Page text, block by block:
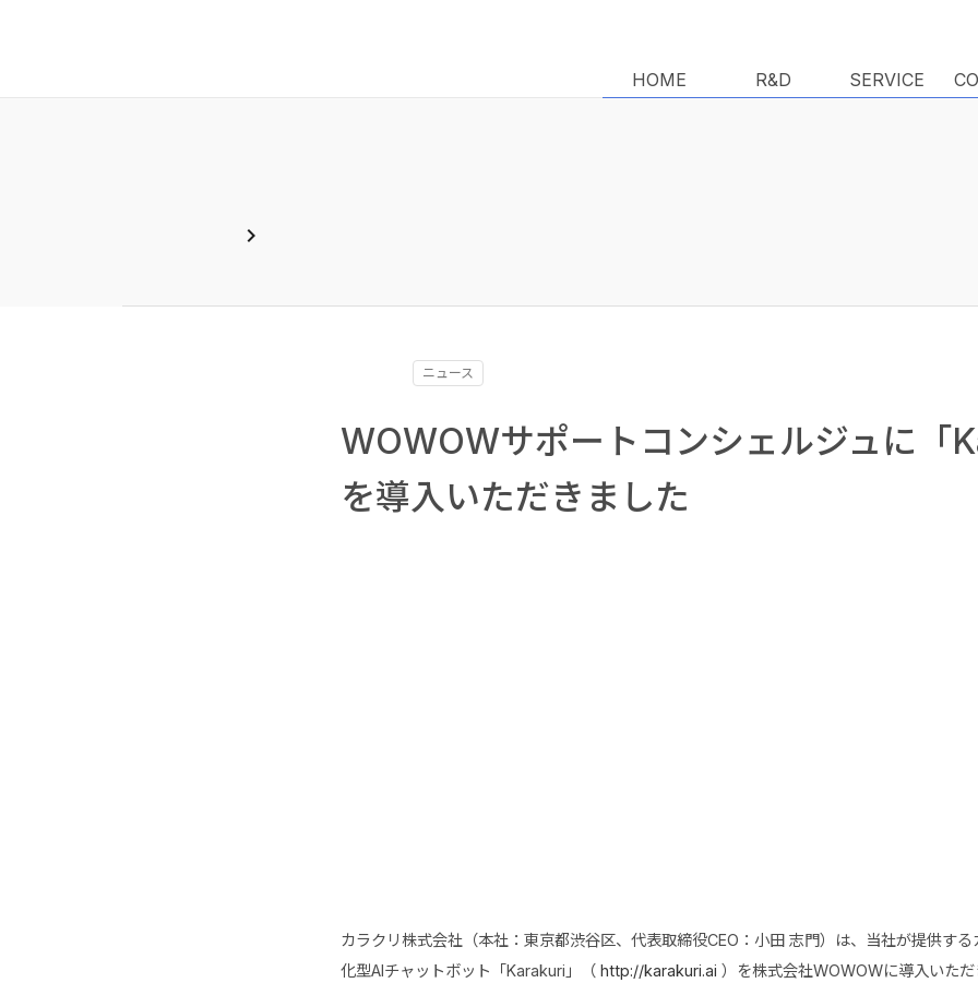
HOME R&D SERVICE
chevron_right
ニュース
WOWOWサポートコンシェルジュに「
を導入いただきました
カラクリ株式会社（本社：東京都渋谷区、代表取締役CEO：小田 志門）は、当社が提供す
化型AIチャットボット「Karakuri」（ http://karakuri.ai ）を株式会社WOWOWに導入いただ
HOME R&D SERVICE